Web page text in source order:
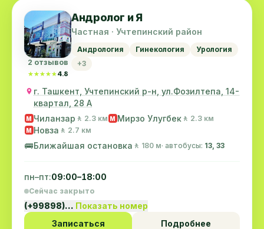
2 отзывов
★★★★★
★★★★★ 4.8
Андролог и Я
Частная · Учтепинский район
Андрология Гинекология
Урология
+3
г. Ташкент, Учтепинский р-н, ул.Фозилтепа, 14-
квартал, 28 А
M Чиланзар 🚶 2.3 км M Мирзо Улугбек 🚶 2.3 км
M Новза 🚶 2.7 км
🚌Ближайшая остановка 🚶 180 м· автобусы: 13, 33
пн–пт:09:00–18:00
Сейчас закрыто
(+99898)… Показать номер
Записаться
Подробнее